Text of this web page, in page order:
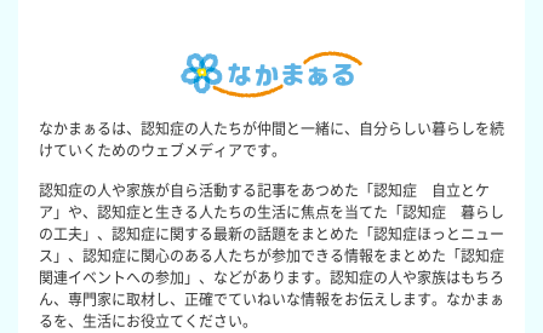
なかまぁるは、認知症の人たちが仲間と一緒に、自分らしい暮らしを続
けていくためのウェブメディアです。
認知症の人や家族が自ら活動する記事をあつめた「認知症 自立とケ
ア」や、認知症と生きる人たちの生活に焦点を当てた「認知症 暮らし
の工夫」、認知症に関する最新の話題をまとめた「認知症ほっとニュー
ス」、認知症に関心のある人たちが参加できる情報をまとめた「認知症
関連イベントへの参加」、などがあります。認知症の人や家族はもちろ
ん、専門家に取材し、正確でていねいな情報をお伝えします。なかまぁ
るを、生活にお役立てください。